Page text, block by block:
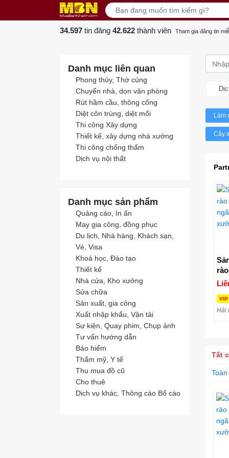
34.597 tin đăng 42.622 thành viên Tham gia đăng tin
Danh mục liên quan
Phong thủy, Thờ cúng
Chuyển nhà, dọn văn phòng
Rút hầm cầu, thông cống
Diệt côn trùng, diệt mối
Thi công Xây dựng
Thiết kế, xây dựng nhà xưởng
Thi công chống thấm
Dịch vụ nội thất
Danh mục sản phẩm
Quảng cáo, In ấn
May gia công, đồng phục
Du lịch, Nhà hàng, Khách sạn,
Vé, Visa
Khoá học, Đào tạo
Thiết kế
Nhà cửa, Kho xưởng
Sửa chữa
Sản xuất, gia công
Xuất nhập khẩu, Vận tải
Sự kiện, Quay phim, Chụp ảnh
Tư vấn hướng dẫn
Bảo hiểm
Thẩm mỹ, Y tế
Thu mua đồ cũ
Cho thuê
Dịch vụ khác, Thông cáo Bố cáo
Làm
Cây
VIP
Hải
Tất